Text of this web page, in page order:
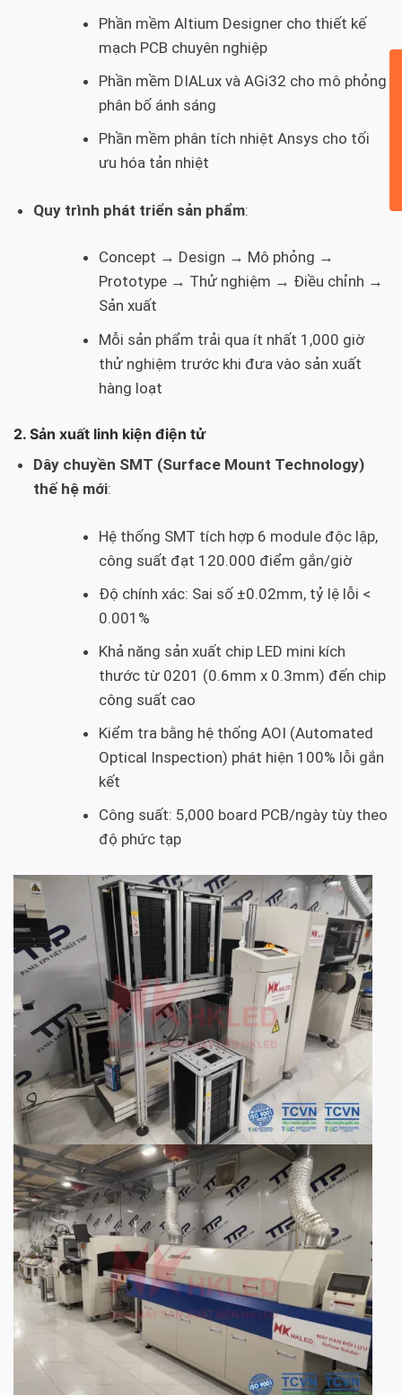
Phần mềm Altium Designer cho thiết kế
mạch PCB chuyên nghiệp
Phần mềm DIALux và AGi32 cho mô phỏng
phân bố ánh sáng
Phần mềm phân tích nhiệt Ansys cho tối
ưu hóa tản nhiệt
Quy trình phát triển sản phẩm:
Concept → Design → Mô phỏng →
Prototype → Thử nghiệm → Điều chỉnh →
Sản xuất
Mỗi sản phẩm trải qua ít nhất 1,000 giờ
thử nghiệm trước khi đưa vào sản xuất
hàng loạt
2. Sản xuất linh kiện điện tử
Dây chuyền SMT (Surface Mount Technology)
thế hệ mới:
Hệ thống SMT tích hợp 6 module độc lập,
công suất đạt 120.000 điểm gắn/giờ
Độ chính xác: Sai số ±0.02mm, tỷ lệ lỗi <
0.001%
Khả năng sản xuất chip LED mini kích
thước từ 0201 (0.6mm x 0.3mm) đến chip
công suất cao
Kiểm tra bằng hệ thống AOI (Automated
Optical Inspection) phát hiện 100% lỗi gắn
kết
Công suất: 5,000 board PCB/ngày tùy theo
độ phức tạp